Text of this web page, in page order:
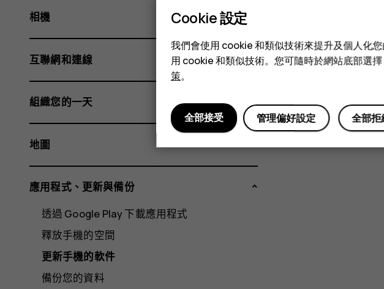
是 否
相機
互聯網和連線
組織您的一天
地圖
應用程式、更新與備份
透過 Google Play 下載應用程式
釋放手機的空間
更新手機的軟件
備份您的資料
Cookie 設定
我們會使用 cookie 和類似技術來提升及個人化
用 cookie 和類似技術。您可隨時於網站底部選
策。
全部拒
管理偏好設定
全部接受